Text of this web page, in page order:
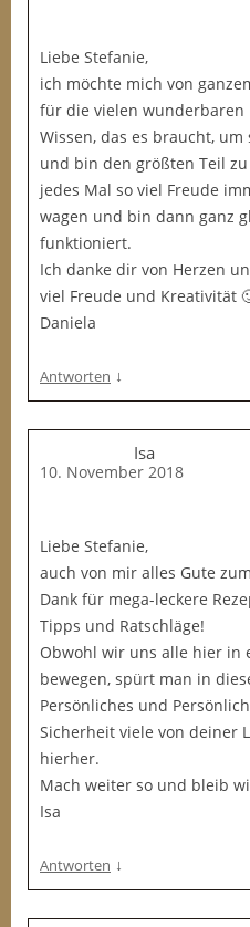
Liebe Stefanie,
ich möchte mich von
für die vielen wunderbaren
Wissen, das es braucht,
und bin den größten Teil
jedes Mal so viel Freude
wagen und bin dann ganz
funktioniert.
Ich danke dir von Herzen
viel Freude und Kreativität
Daniela
Antworten ↓
Isa
10. November 2018
Liebe Stefanie,
auch von mir alles Gute
Dank für mega-leckere
Tipps und Ratschläge!
Obwohl wir uns alle hier in
bewegen, spürt man in
Persönliches und
Sicherheit viele von deiner
hierher.
Mach weiter so und bleib
Isa
Antworten ↓